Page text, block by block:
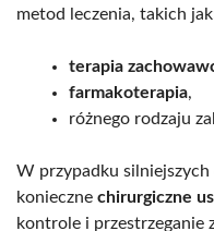
metod leczenia, takich
terapia
farmakoterapia,
różnego rodzaju
W przypadku
konieczne chirurgiczne
kontrole i przestrzeganie